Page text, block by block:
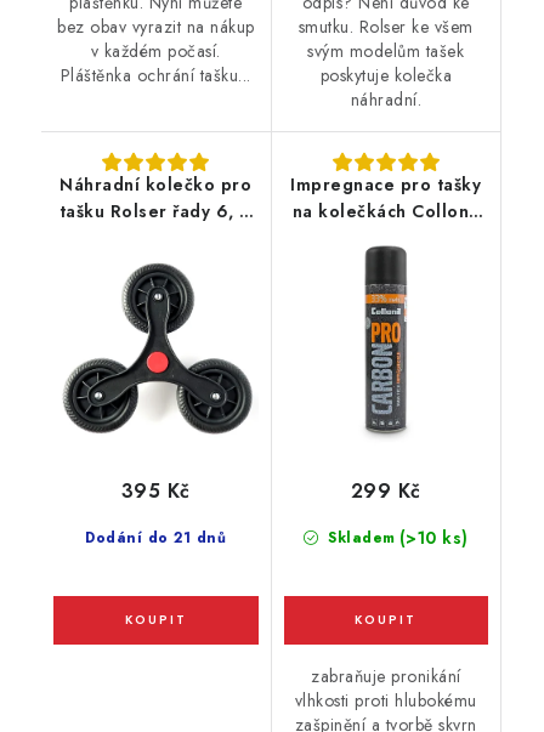
bez obav vyrazit na nákup
v každém počasí.
Pláštěnka ochrání tašku...
smutku. Rolser ke všem
svým modelům tašek
poskytuje kolečka
náhradní.
Náhradní kolečko pro
tašku Rolser řady 6, 6
Dodání do 21 dnů
395 Kč
Impregnace pro tašky
na kolečkách Collonil
Skladem (>10 ks)
299 Kč
zabraňuje pronikání
vlhkosti proti hlubokému
zašpinění a tvorbě skvrn